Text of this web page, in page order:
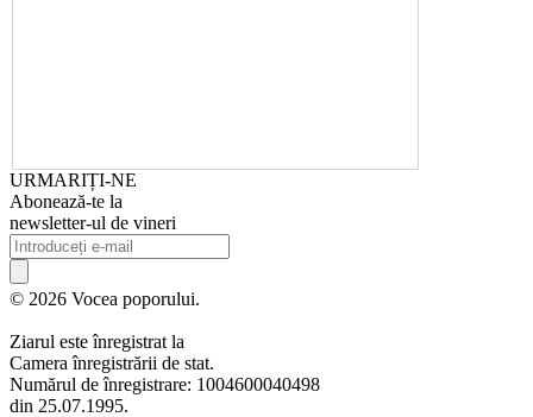
URMARIȚI-NE
Abonează-te la
newsletter-ul de vineri
© 2026 Vocea poporului.
Ziarul este înregistrat la
Camera înregistrării de stat.
Numărul de înregistrare: 1004600040498
din 25.07.1995.